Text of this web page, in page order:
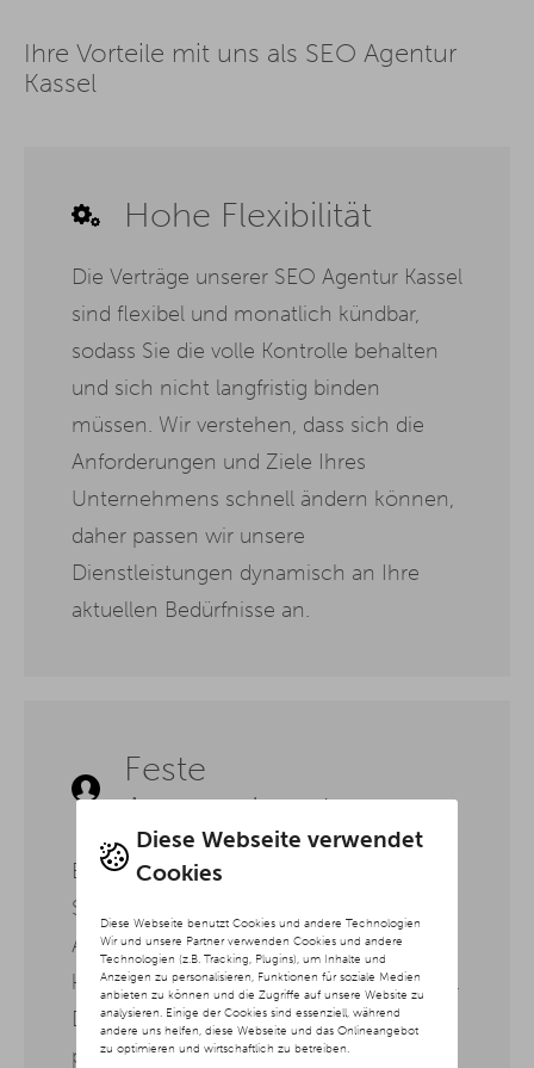
Diese Webseite verwendet
Cookies
Diese Webseite benutzt Cookies und andere Technologien
Wir und unsere Partner verwenden Cookies und andere
Technologien (z.B. Tracking, Plugins), um Inhalte und
Anzeigen zu personalisieren, Funktionen für soziale Medien
anbieten zu können und die Zugriffe auf unsere Website zu
analysieren. Einige der Cookies sind essenziell, während
andere uns helfen, diese Webseite und das Onlineangebot
zu optimieren und wirtschaftlich zu betreiben.
Ihre Vorteile mit uns als SEO Agentur
Kassel
Hohe Flexibilität
Die Verträge unserer SEO Agentur Kassel
sind flexibel und monatlich kündbar,
sodass Sie die volle Kontrolle behalten
und sich nicht langfristig binden
müssen. Wir verstehen, dass sich die
Anforderungen und Ziele Ihres
Unternehmens schnell ändern können,
daher passen wir unsere
Dienstleistungen dynamisch an Ihre
aktuellen Bedürfnisse an.
Feste
Ansprechpartner
Bei unserer SEO Agentur Kassel haben
Sie immer einen festen
Ansprechpartner, der Ihre Projekte
kennt und jederzeit für Sie erreichbar ist.
Dadurch gewährleisten wir eine
persönliche Betreuung und schnelle